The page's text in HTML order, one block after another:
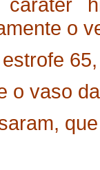
o
o vaso